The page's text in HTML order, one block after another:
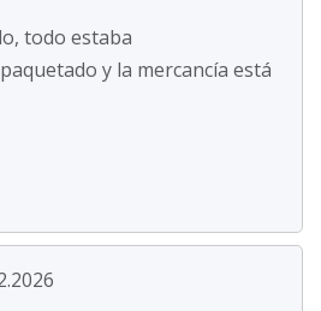
todo estaba
y la mercancía está